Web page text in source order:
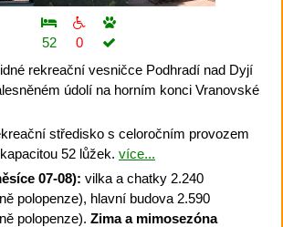
52
0
rekreační vesničce Podhradí nad Dyjí
údolí na horním konci Vranovské
středisko s celoročním provozem
52 lůžek. více...
07-08): vilka a chatky 2.240
polopenze), hlavní budova 2.590
polopenze). Zima a mimosezóna